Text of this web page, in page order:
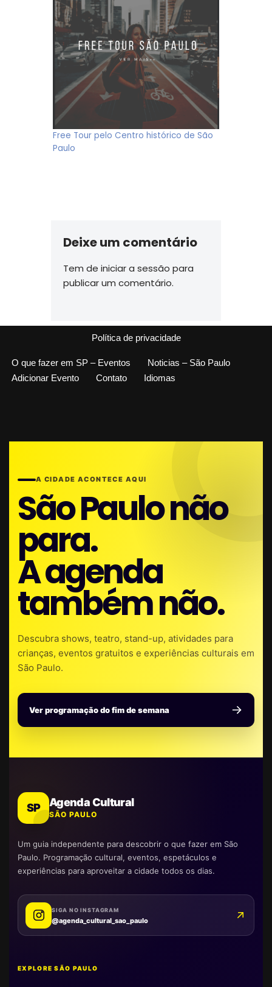
Free Tour pelo Centro histórico de São
Paulo
Deixe um comentário
Tem de iniciar a sessão para
publicar um comentário.
Política de privacidade
O que fazer em SP – Eventos
Noticias – São Paulo
Adicionar Evento
Contato Idiomas
A CIDADE ACONTECE AQUI
São Paulo não
para.
A agenda
também não.
Descubra shows, teatro, stand-up, atividades para
crianças, eventos gratuitos e experiências culturais em
São Paulo.
Ver programação do fim de semana
SP Agenda Cultural
SÃO PAULO
Um guia independente para descobrir o que fazer em São
Paulo. Programação cultural, eventos, espetáculos e
experiências para aproveitar a cidade todos os dias.
SIGA NO INSTAGRAM
@agenda_cultural_sao_paulo
EXPLORE SÃO PAULO